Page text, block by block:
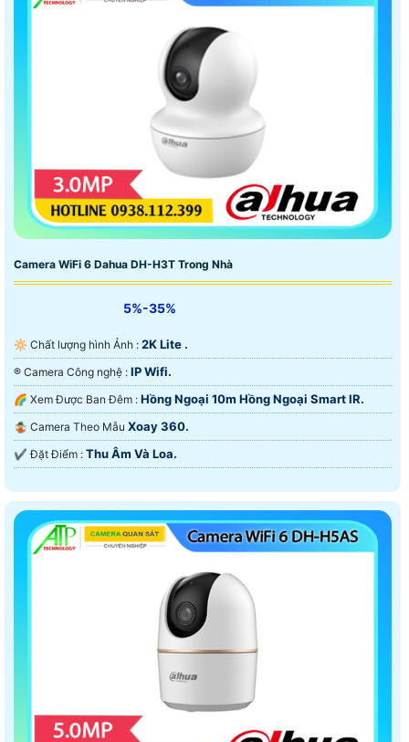
Camera WiFi 6 Dahua DH-H3T Trong Nhà
5%-35%
🔆 Chất lượng hình Ảnh : 2K Lite .
®️ Camera Công nghệ : IP Wifi.
🌈 Xem Được Ban Đêm : Hồng Ngoại 10m Hồng Ngoại Smart IR.
🤹 Camera Theo Mẫu Xoay 360.
️✔️ Đặt Điểm : Thu Âm Và Loa.